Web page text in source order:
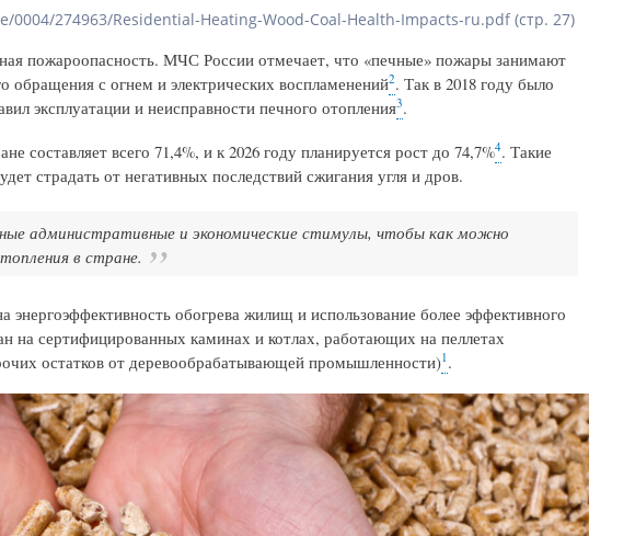
274963/Residential-Heating-Wood-Coal-Health-Impacts-ru.pdf (стр. 27)
пожароопасность. МЧС России отмечает, что «печные» пожары занимают
обращения с огнем и электрических воспламенений2. Так в 2018 году было
эксплуатации и неисправности печного отопления3.
составляет всего 71,4%, и к 2026 году планируется рост до 74,7%4. Такие
страдать от негативных последствий сжигания угля и дров.
административные и экономические стимулы, чтобы как можно
в стране.
обогрева жилищ и использование более эффективного
на сертифицированных каминах и котлах, работающих на пеллетах
остатков от деревообрабатывающей промышленности)1 .